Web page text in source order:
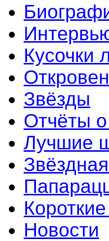
Кусочки
Звёзды
Отчёты
Лучшие
Новости